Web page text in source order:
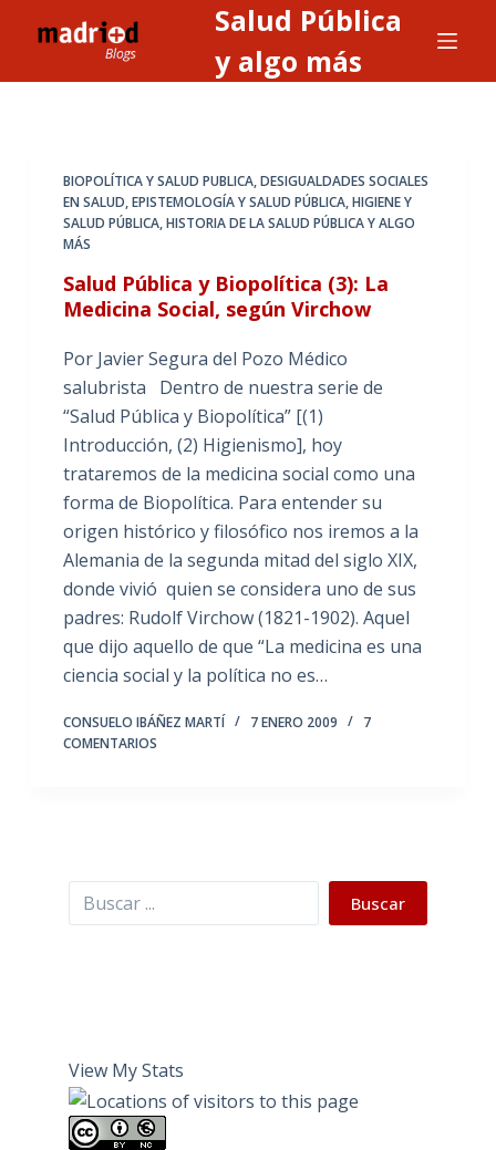
l
Salud Pública
y algo más
BIOPOLÍTICA Y SALUD PUBLICA,DESIGUALDADES SOCIALES
EN SALUD,EPISTEMOLOGÍA Y SALUD PÚBLICA,HIGIENE Y
SALUD PÚBLICA,HISTORIA DE LA SALUD PÚBLICA Y ALGO
MÁS
Salud Pública y Biopolítica (3): La
Medicina Social, según Virchow
Por Javier Segura del Pozo Médico
salubrista Dentro de nuestra serie de
“Salud Pública y Biopolítica” [(1)
Introducción, (2) Higienismo], hoy
trataremos de la medicina social como una
forma de Biopolítica. Para entender su
origen histórico y filosófico nos iremos a la
Alemania de la segunda mitad del siglo XIX,
donde vivió quien se considera uno de sus
padres: Rudolf Virchow (1821-1902). Aquel
que dijo aquello de que “La medicina es una
ciencia social y la política no es…
CONSUELO IBÁÑEZ MARTÍ 7 ENERO 2009
7
COMENTARIOS
Buscar Buscar
View My Stats